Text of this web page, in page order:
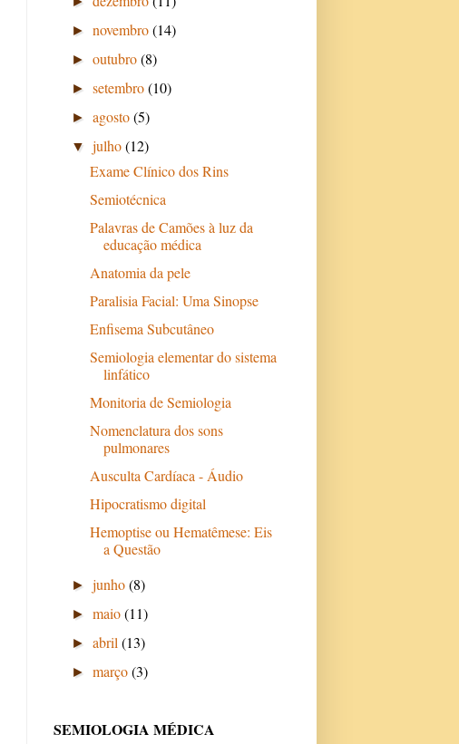
►novembro(14)
►outubro(8)
►setembro(10)
►agosto(5)
▼julho(12)
Exame Clínico dos Rins
Semiotécnica
Palavras de Camões à luz da
educação médica
Anatomia da pele
Paralisia Facial: Uma Sinopse
Enfisema Subcutâneo
Semiologia elementar do sistema
linfático
Monitoria de Semiologia
Nomenclatura dos sons
pulmonares
Ausculta Cardíaca - Áudio
Hipocratismo digital
Hemoptise ou Hematêmese: Eis
a Questão
►junho(8)
►maio(11)
►abril(13)
►março(3)
SEMIOLOGIA MÉDICA